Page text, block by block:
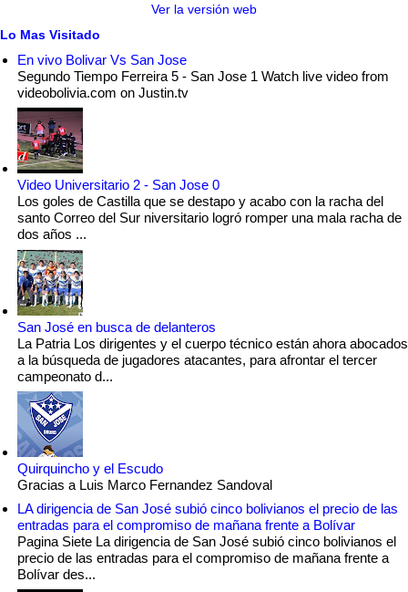
Ver la versión web
Lo Mas Visitado
En vivo Bolivar Vs San Jose
Segundo Tiempo Ferreira 5 - San Jose 1 Watch live video from
videobolivia.com on Justin.tv
Video Universitario 2 - San Jose 0
Los goles de Castilla que se destapo y acabo con la racha del
santo Correo del Sur niversitario logró romper una mala racha de
dos años ...
San José en busca de delanteros
La Patria Los dirigentes y el cuerpo técnico están ahora abocados
a la búsqueda de jugadores atacantes, para afrontar el tercer
campeonato d...
Quirquincho y el Escudo
Gracias a Luis Marco Fernandez Sandoval
LA dirigencia de San José subió cinco bolivianos el precio de las
entradas para el compromiso de mañana frente a Bolívar
Pagina Siete La dirigencia de San José subió cinco bolivianos el
precio de las entradas para el compromiso de mañana frente a
Bolívar des...